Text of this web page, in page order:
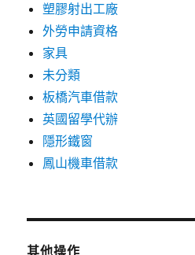
塑膠射出工廠
外勞申請資格
家具
未分類
板橋汽車借款
英國留學代辦
隱形鐵窗
鳳山機車借款
其他操作